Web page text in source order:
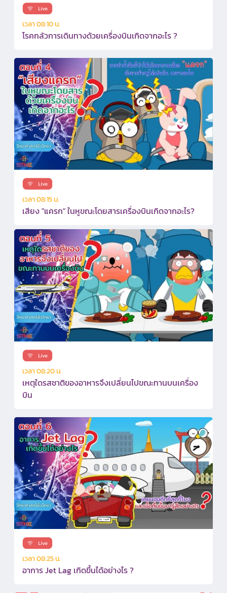
เวลา 08:10 น.
โรคกลัวการเดินทางด้วยเครื่องบินเกิดจากอะไร ?
เวลา 08:15 น.
เสียง "แครก" ในหูขณะโดยสารเครื่องบินเกิดจากอะไร?
เวลา 08:20 น.
เหตุใดรสชาติของอาหารจึงเปลี่ยนไปขณะทานบนเครื่อง
บิน
เวลา 08:25 น.
อาการ Jet Lag เกิดขึ้นได้อย่างไร ?